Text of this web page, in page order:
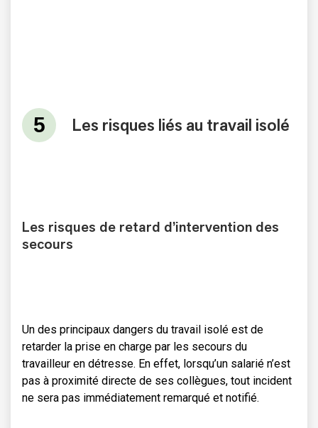
Les risques liés au travail isolé
Les risques de retard d’intervention des
secours
Un des principaux dangers du travail isolé est de
retarder la prise en charge par les secours du
travailleur en détresse. En effet, lorsqu’un salarié n’est
pas à proximité directe de ses collègues, tout incident
ne sera pas immédiatement remarqué et notifié.